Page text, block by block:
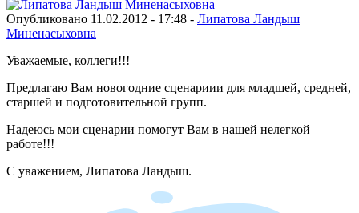
Опубликовано 11.02.2012 - 17:48 - Липатова Ландыш
Миненасыховна
Уважаемые, коллеги!!!
Предлагаю Вам новогодние сценариии для младшей, средней,
старшей и подготовительной групп.
Надеюсь мои сценарии помогут Вам в нашей нелегкой
работе!!!
С уважением, Липатова Ландыш.